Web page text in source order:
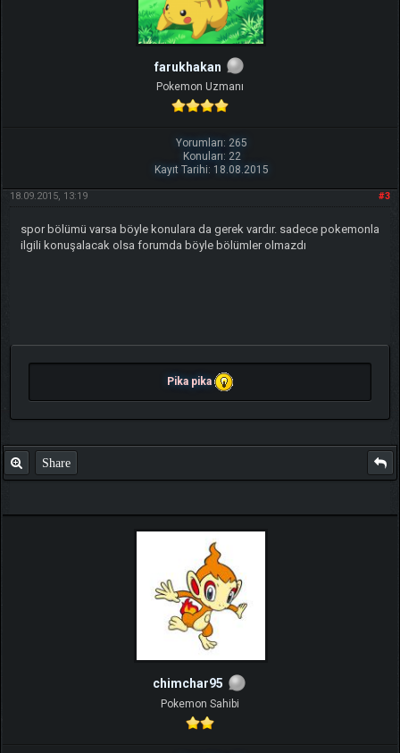
farukhakan
Pokemon Uzmanı
Yorumları: 265
Konuları: 22
Kayıt Tarihi: 18.08.2015
#3
18.09.2015, 13:19
spor bölümü varsa böyle konulara da gerek vardır. sadece pokemonla
ilgili konuşalacak olsa forumda böyle bölümler olmazdı
Pika pika
Share
chimchar95
Pokemon Sahibi